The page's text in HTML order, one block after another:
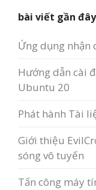
bài viết gần đây
Ứng dụng nhận
Hướng dẫn cài
Ubuntu 20
Phát hành Tài
Giới thiệu
sóng vô tuyến
Tấn công máy